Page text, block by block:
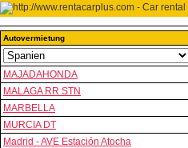
Autovermietung
MAJADAHONDA
MALAGA RR STN
MARBELLA
MURCIA DT
Madrid - AVE Estación Atocha